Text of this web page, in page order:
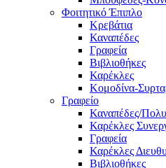
Φοιτητικό Έπιπλο
Κρεβάτια
Καναπέδες
Γραφεία
Βιβλιοθήκες
Καρέκλες
Κομοδίνα-
Γραφείο
Καναπέδες/
Καρέκλες
Γραφεία
Καρέκλες
Βιβλιοθήκες